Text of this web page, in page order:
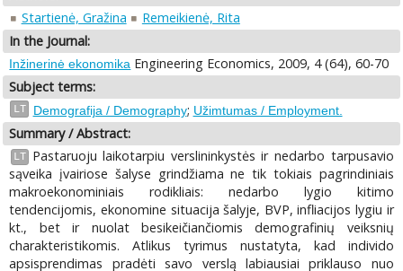
Startienė, Gražina
Remeikienė, Rita
In the Journal:
Inžinerinė ekonomika Engineering Economics, 2009, 4 (64), 60-70
Subject terms:
LT Demografija / Demography; Užimtumas / Employment.
Summary / Abstract:
LT
Pastaruoju laikotarpiu verslininkystės ir nedarbo tarpusavio
sąveika įvairiose šalyse grindžiama ne tik tokiais pagrindiniais
makroekonominiais rodikliais: nedarbo lygio kitimo
tendencijomis, ekonomine situacija šalyje, BVP, infliacijos lygiu ir
kt., bet ir nuolat besikeičiančiomis demografinių veiksnių
charakteristikomis. Atlikus tyrimus nustatyta, kad individo
apsisprendimas pradėti savo verslą labiausiai priklauso nuo